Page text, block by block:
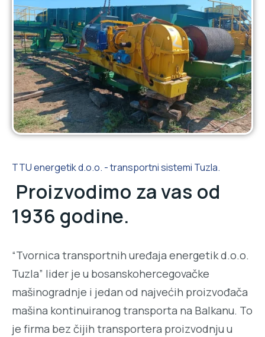
TTU energetik d.o.o. - transportni sistemi Tuzla.
Proizvodimo za vas od
1936 godine.
“Tvornica transportnih uređaja energetik d.o.o.
Tuzla” lider je u bosanskohercegovačke
mašinogradnje i jedan od najvećih proizvođača
mašina kontinuiranog transporta na Balkanu. To
je firma bez čijih transportera proizvodnju u